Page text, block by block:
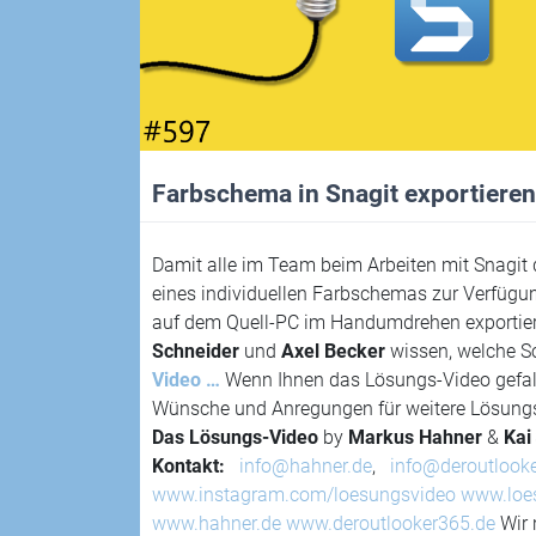
Farbschema in Snagit exportieren
Damit alle im Team beim Arbeiten mit
eines individuellen Farbschemas zur
auf dem Quell-PC im Handumdrehen
Schneider und Axel Becker wissen, welche
Video … Wenn Ihnen das Lösungs-Video
Wünsche und Anregungen für weitere
Das Lösungs-Video by Markus Hahner &
Kontakt:
info@hahner.de,
www.instagram.com/loesungsvideo
www.hahner.de www.deroutlooker365.de Wir